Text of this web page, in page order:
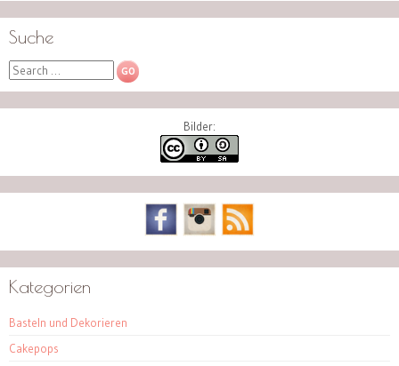
Suche
Search
Bilder:
Kategorien
Basteln und Dekorieren
Cakepops